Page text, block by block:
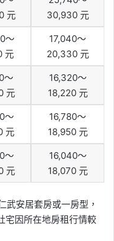
元
30,930 元
～
元
17,040～
20,330 元
～
元
16,320～
18,220 元
～
元
16,780～
18,950 元
～
元
16,040～
18,070 元
武安居套房或一房型，
宅因所在地房租行情較